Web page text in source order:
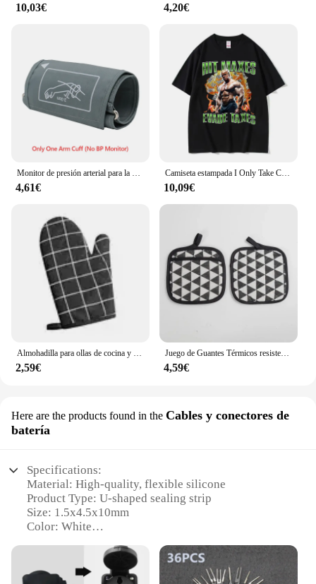
10,03€ 4,20€
Monitor de presión arterial para la parte superior del brazo, dispositivo Digital automático para uso doméstico, pantalla Led de Fuente Grande
4,61€
Camiseta estampada I Only Take Creatine para hombre, ropa de calle informal de gran tamaño, de alta calidad, a la moda
10,09€
2,59€
Juego de Guantes Térmicos resistentes al calor para cocina, almohadillas para ollas calientes, guantes para hornear, 2 unidades
4,59€
Here are the products found in the Cables y conectores de
batería
Specifications:
Material: High-quality, flexible silicone
Product Type: U-shaped sealing strip
Size: 1.5x4.5x10mm
Color: White
Applicable Scenarios: Ideal for battery cable
sealing